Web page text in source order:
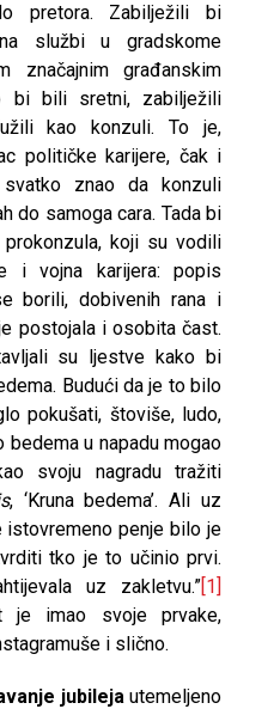
pretora. Zabilježili bi
službi u gradskome
značajnim građanskim
bi bili sretni, zabilježili
kao konzuli. To je,
političke karijere, čak i
znao da konzuli
do samoga cara. Tada bi
koji su vodili
i vojna karijera: popis
borili, dobivenih rana i
postojala i osobita čast.
su ljestve kako bi
Budući da je to bilo
pokušati, štoviše, ludo,
u napadu mogao
svoju nagradu tražiti
, ‘Kruna bedema’. Ali uz
penje bilo je
tko je to učinio prvi.
uz zakletvu.”[1]
je imao svoje prvake,
i slično.
jubileja utemeljeno